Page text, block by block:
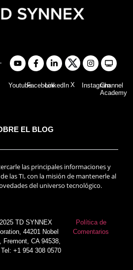
YoutubeFacebookLinkedIn X InstagramChannel
Academy
EL BLOG
las principales informaciones y
las TI, con la misión de mantenerle al
del universo tecnológico.
TD SYNNEX
44201 Nobel
Fremont, CA 94538,
+1 954 308 0570
Política de
Comentarios